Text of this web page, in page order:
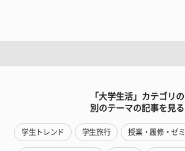
「大学生活」カテゴリの
別のテーマの記事を見る
学生トレンド 学生旅行 授業・履修・ゼミ